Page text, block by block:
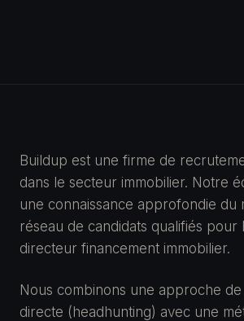
Buildup est une firme de
dans le secteur immobilier. Notre
une connaissance approfondie du
réseau de candidats qualifiés pour
directeur financement immobilier.
Nous combinons une approche
directe (headhunting) avec une